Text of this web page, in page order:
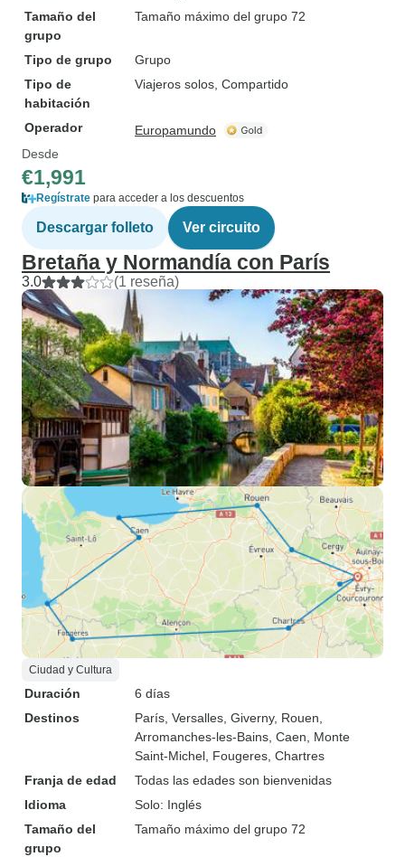
Tamaño del
grupo
Tamaño máximo del grupo 72
Tipo de grupo
Grupo
Tipo de
habitación
Viajeros solos, Compartido
Operador
Europamundo
Desde
€1,991
Regístrate para acceder a los descuentos
Descargar folleto Ver circuito
Bretaña y Normandía con París
3.0 (1 reseña)
Ciudad y Cultura
Duración
6 días
Destinos
París , Versalles , Giverny, Rouen
Arromanches-les-Bains , Caen , Monte
Saint-Michel , Fougeres , Chartres
Franja de edad
Todas las edades son bienvenidas
Idioma
Solo: Inglés
Tamaño del
grupo
Tamaño máximo del grupo 72